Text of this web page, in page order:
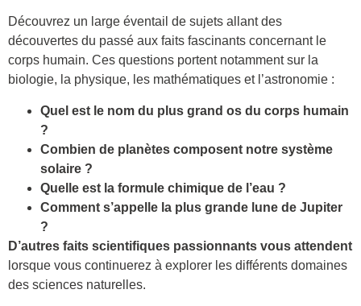
Découvrez un large éventail de sujets allant des
découvertes du passé aux faits fascinants concernant le
corps humain. Ces questions portent notamment sur la
biologie, la physique, les mathématiques et l’astronomie :
Quel est le nom du plus grand os du corps humain
?
Combien de planètes composent notre système
solaire ?
Quelle est la formule chimique de l’eau ?
Comment s’appelle la plus grande lune de Jupiter
?
D’autres faits scientifiques passionnants vous attendent
lorsque vous continuerez à explorer les différents domaines
des sciences naturelles.